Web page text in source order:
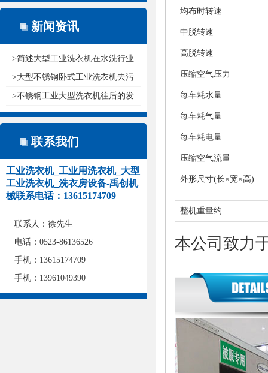
新闻资讯
>简述大型工业洗衣机在水洗行业
的用..
>大型不锈钢卧式工业洗衣机去污
的基..
>不锈钢工业大型洗衣机往后的发
展形..
联系我们
工业洗衣机_工业用洗衣机_大型
工业洗衣机_洗衣房设备-禹创机
械联系电话：13615174709
联系人：徐先生
电话：0523-86136526
手机：13615174709
手机：13961049390
均布时转速
中脱转速
高脱转速
压缩空气压力
每车耗水量
每车耗气量
每车耗电量
压缩空气流量
外形尺寸(长×宽×高)
整机重量约
本公司致力